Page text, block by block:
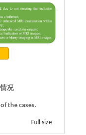
况
the cases.
Full size